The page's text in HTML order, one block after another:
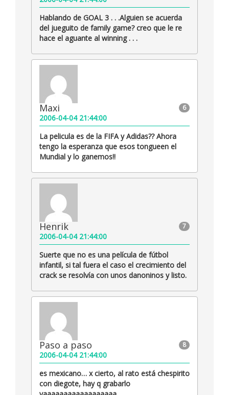
Hablando de GOAL 3 . . .Alguien se acuerda
del jueguito de family game? creo que le re
hace el aguante al winning . . .
6
Maxi
2006-04-04 21:44:00
La pelicula es de la FIFA y Adidas?? Ahora
tengo la esperanza que esos tongueen el
Mundial y lo ganemos!!
7
Henrik
2006-04-04 21:44:00
Suerte que no es una película de fútbol
infantil, si tal fuera el caso el crecimiento del
crack se resolvía con unos danoninos y listo.
8
Paso a paso
2006-04-04 21:44:00
es mexicano… x cierto, al rato está chespirito
con diegote, hay q grabarlo